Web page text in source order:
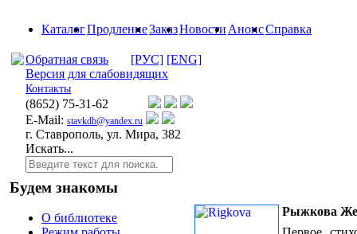
КаталогПродлениеЗаказНовости АнонсСправка
Обратная связь [РУС] [ENG]
Версия для слабовидящих
Контакты
(8652) 75-31-62
E-Mail: stavkdb@yandex.ru
г. Ставрополь, ул. Мира, 382
Искать...
Будем знакомы
О библиотеке
Рыжкова